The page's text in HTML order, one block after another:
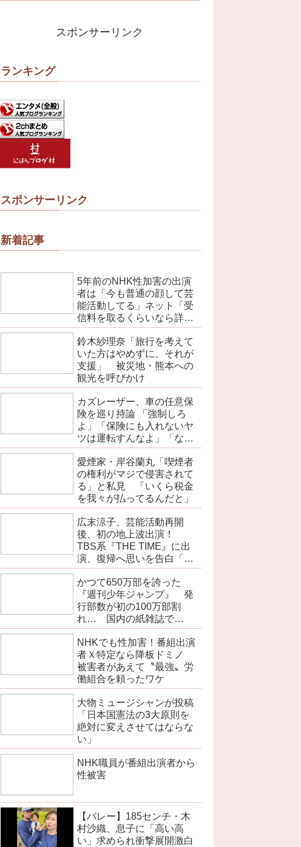
スポンサーリンク
ランキング
スポンサーリンク
新着記事
5年前のNHK性加害の出演
者は「今も普通の顔して芸
能活動してる」ネット「受
信料を取るくらいなら詳細
を伝えよ」
鈴木紗理奈「旅行を考えて
いた方はやめずに、それが
支援」 被災地・熊本への
観光を呼びかけ
カズレーザー、車の任意保
険を巡り持論 「強制しろ
よ」「保険にも入れないヤ
ツは運転すんなよ」「なん
で法律を改正しないの？」
愛煙家・岸谷蘭丸「喫煙者
の権利がマジで侵害されて
る」と私見 「いくら税金
を我々が払ってるんだと」
広末涼子、芸能活動再開
後、初の地上波出演！
TBS系『THE TIME』に出
演、復帰へ思いを告白「自
分の弱い部分だったり…」
かつて650万部を誇った
『週刊少年ジャンプ』 発
行部数が初の100万部割
れ… 国内の紙雑誌で
「100万部超」ゼロに
NHKでも性加害！番組出演
者Ｘ特定なら降板ドミノ
被害者があえて〝最強〟労
働組合を頼ったワケ
大物ミュージシャンが投稿
「日本国憲法の3大原則を
絶対に変えさせてはならな
い」
NHK職員が番組出演者から
性被害
【バレー】185センチ・木
村沙織、息子に「高い高
い」求められ衝撃展開激白